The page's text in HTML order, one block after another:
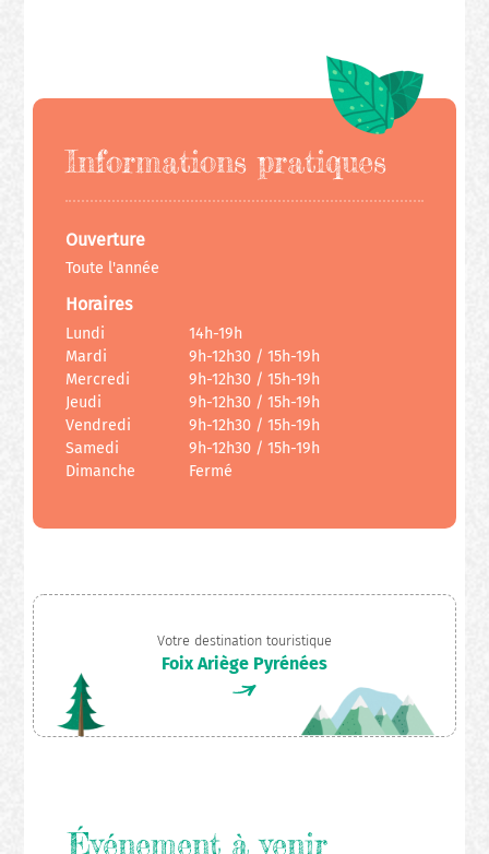
Informations pratiques
Ouverture
Toute l'année
Horaires
Lundi
14h-19h
Mardi
9h-12h30 / 15h-19h
Mercredi
9h-12h30 / 15h-19h
Jeudi
9h-12h30 / 15h-19h
Vendredi
9h-12h30 / 15h-19h
Samedi
9h-12h30 / 15h-19h
Dimanche
Fermé
Votre destination touristique
Foix Ariège Pyrénées
Événement à venir